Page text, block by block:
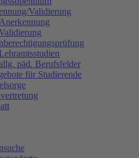
Validierung
Anerkennung
Lehramtsstudien
päd. Berufsfelder
für Studierende